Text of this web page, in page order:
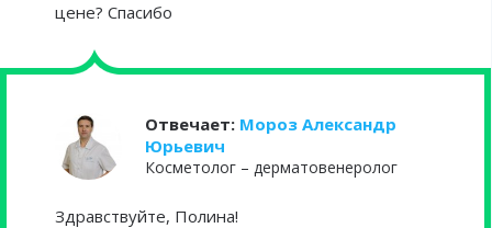
цене? Спасибо
Отвечает: Мороз Александр
Юрьевич
Косметолог – дерматовенеролог
Здравствуйте, Полина!